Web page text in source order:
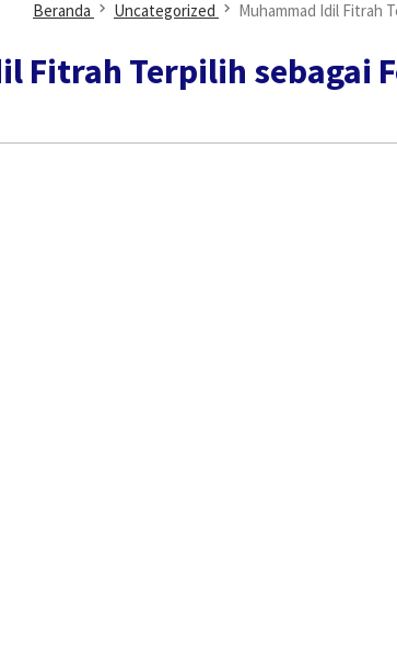
Beranda Uncategorized Muhammad Idil Fitrah
Fitrah Terpilih sebagai